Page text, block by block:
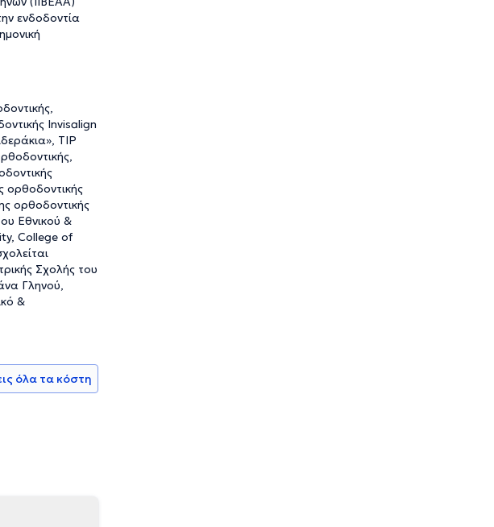
ενδοδοντία
Invisalign
TIP
ορθοδοντικής
ορθοδοντικής
Εθνικού &
College of
Σχολής του
Γληνού,
&
όλα τα κόστη